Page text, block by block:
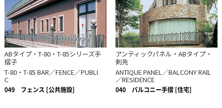
ABタイプ・T-80・T-85シリーズ手
摺子
T-80・T-85 BAR／FENCE／PUBLI
C
049 フェンス [公共施設]
アンティックパネル・ABタイプ・
剣先
ANTlQUE PANEL／BALCONY RAlL
／RESIDENCE
040 バルコニー手摺 [住宅]